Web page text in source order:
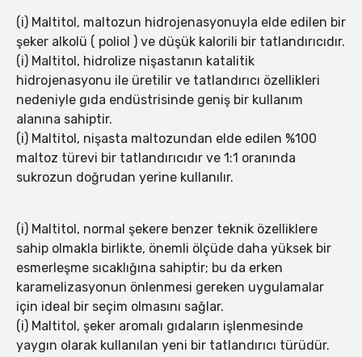
(i) Maltitol, maltozun hidrojenasyonuyla elde edilen bir
şeker alkolü ( poliol ) ve düşük kalorili bir tatlandırıcıdır.
(i) Maltitol, hidrolize nişastanın katalitik
hidrojenasyonu ile üretilir ve tatlandırıcı özellikleri
nedeniyle gıda endüstrisinde geniş bir kullanım
alanına sahiptir.
(i) Maltitol, nişasta maltozundan elde edilen %100
maltoz türevi bir tatlandırıcıdır ve 1:1 oranında
sukrozun doğrudan yerine kullanılır.
(i) Maltitol, normal şekere benzer teknik özelliklere
sahip olmakla birlikte, önemli ölçüde daha yüksek bir
esmerleşme sıcaklığına sahiptir; bu da erken
karamelizasyonun önlenmesi gereken uygulamalar
için ideal bir seçim olmasını sağlar.
(i) Maltitol, şeker aromalı gıdaların işlenmesinde
yaygın olarak kullanılan yeni bir tatlandırıcı türüdür.